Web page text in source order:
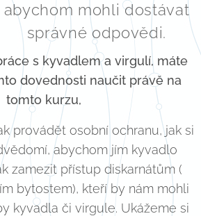
abychom mohli dostávat
správné odpovědi.
s kyvadlem a virgulí, máte
dovednosti naučit právě na
tomto kurzu,
provádět osobní ochranu, jak si
abychom jím kyvadlo
zamezit přístup diskarnátům (
bytostem), kteří by nám mohli
kyvadla či virgule. Ukážeme si